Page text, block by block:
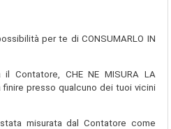
per te di CONSUMARLO IN
il Contatore, CHE NE MISURA LA
finire presso qualcuno dei tuoi vicini
misurata dal Contatore come